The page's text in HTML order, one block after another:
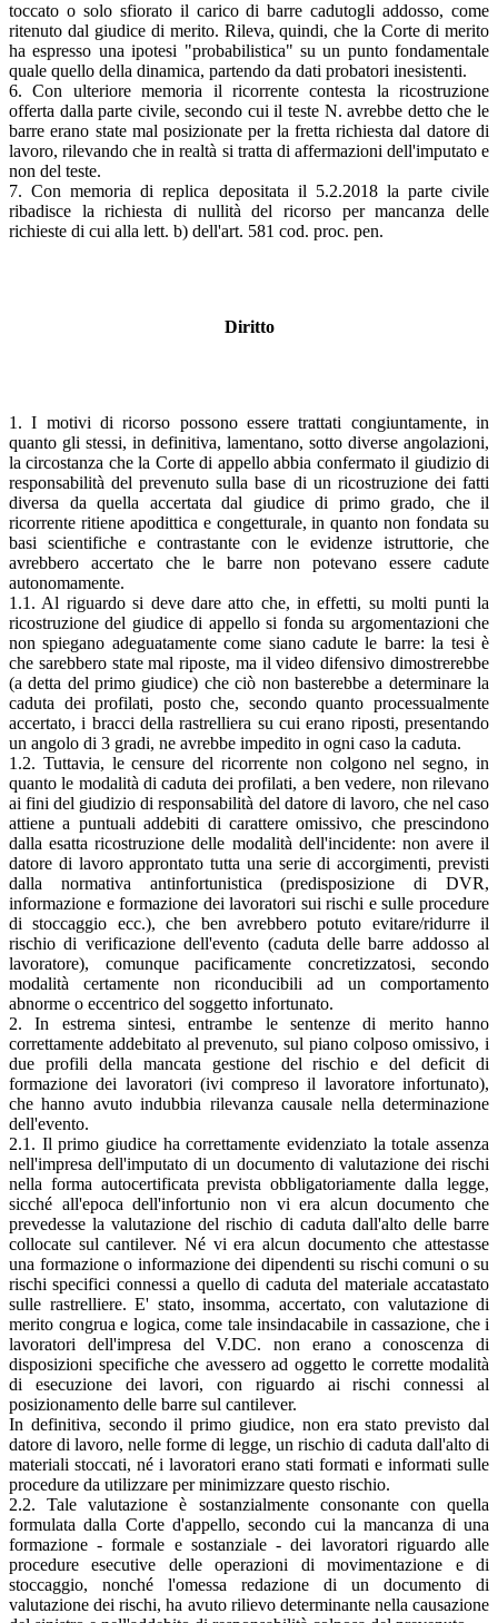
toccato o solo sfiorato il carico di barre cadutogli addosso, come
ritenuto dal giudice di merito. Rileva, quindi, che la Corte di merito
ha espresso una ipotesi "probabilistica" su un punto fondamentale
quale quello della dinamica, partendo da dati probatori inesistenti.
6. Con ulteriore memoria il ricorrente contesta la ricostruzione
offerta dalla parte civile, secondo cui il teste N. avrebbe detto che le
barre erano state mal posizionate per la fretta richiesta dal datore di
lavoro, rilevando che in realtà si tratta di affermazioni dell'imputato e
non del teste.
7. Con memoria di replica depositata il 5.2.2018 la parte civile
ribadisce la richiesta di nullità del ricorso per mancanza delle
richieste di cui alla lett. b) dell'art. 581 cod. proc. pen.
Diritto
1. I motivi di ricorso possono essere trattati congiuntamente, in
quanto gli stessi, in definitiva, lamentano, sotto diverse angolazioni,
la circostanza che la Corte di appello abbia confermato il giudizio di
responsabilità del prevenuto sulla base di un ricostruzione dei fatti
diversa da quella accertata dal giudice di primo grado, che il
ricorrente ritiene apodittica e congetturale, in quanto non fondata su
basi scientifiche e contrastante con le evidenze istruttorie, che
avrebbero accertato che le barre non potevano essere cadute
autonomamente.
1.1. Al riguardo si deve dare atto che, in effetti, su molti punti la
ricostruzione del giudice di appello si fonda su argomentazioni che
non spiegano adeguatamente come siano cadute le barre: la tesi è
che sarebbero state mal riposte, ma il video difensivo dimostrerebbe
(a detta del primo giudice) che ciò non basterebbe a determinare la
caduta dei profilati, posto che, secondo quanto processualmente
accertato, i bracci della rastrelliera su cui erano riposti, presentando
un angolo di 3 gradi, ne avrebbe impedito in ogni caso la caduta.
1.2. Tuttavia, le censure del ricorrente non colgono nel segno, in
quanto le modalità di caduta dei profilati, a ben vedere, non rilevano
ai fini del giudizio di responsabilità del datore di lavoro, che nel caso
attiene a puntuali addebiti di carattere omissivo, che prescindono
dalla esatta ricostruzione delle modalità dell'incidente: non avere il
datore di lavoro approntato tutta una serie di accorgimenti, previsti
dalla normativa antinfortunistica (predisposizione di DVR,
informazione e formazione dei lavoratori sui rischi e sulle procedure
di stoccaggio ecc.), che ben avrebbero potuto evitare/ridurre il
rischio di verificazione dell'evento (caduta delle barre addosso al
lavoratore), comunque pacificamente concretizzatosi, secondo
modalità certamente non riconducibili ad un comportamento
abnorme o eccentrico del soggetto infortunato.
2. In estrema sintesi, entrambe le sentenze di merito hanno
correttamente addebitato al prevenuto, sul piano colposo omissivo, i
due profili della mancata gestione del rischio e del deficit di
formazione dei lavoratori (ivi compreso il lavoratore infortunato),
che hanno avuto indubbia rilevanza causale nella determinazione
dell'evento.
2.1. Il primo giudice ha correttamente evidenziato la totale assenza
nell'impresa dell'imputato di un documento di valutazione dei rischi
nella forma autocertificata prevista obbligatoriamente dalla legge,
sicché all'epoca dell'infortunio non vi era alcun documento che
prevedesse la valutazione del rischio di caduta dall'alto delle barre
collocate sul cantilever. Né vi era alcun documento che attestasse
una formazione o informazione dei dipendenti su rischi comuni o su
rischi specifici connessi a quello di caduta del materiale accatastato
sulle rastrelliere. E' stato, insomma, accertato, con valutazione di
merito congrua e logica, come tale insindacabile in cassazione, che i
lavoratori dell'impresa del V.DC. non erano a conoscenza di
disposizioni specifiche che avessero ad oggetto le corrette modalità
di esecuzione dei lavori, con riguardo ai rischi connessi al
posizionamento delle barre sul cantilever.
In definitiva, secondo il primo giudice, non era stato previsto dal
datore di lavoro, nelle forme di legge, un rischio di caduta dall'alto di
materiali stoccati, né i lavoratori erano stati formati e informati sulle
procedure da utilizzare per minimizzare questo rischio.
2.2. Tale valutazione è sostanzialmente consonante con quella
formulata dalla Corte d'appello, secondo cui la mancanza di una
formazione - formale e sostanziale - dei lavoratori riguardo alle
procedure esecutive delle operazioni di movimentazione e di
stoccaggio, nonché l'omessa redazione di un documento di
valutazione dei rischi, ha avuto rilievo determinante nella causazione